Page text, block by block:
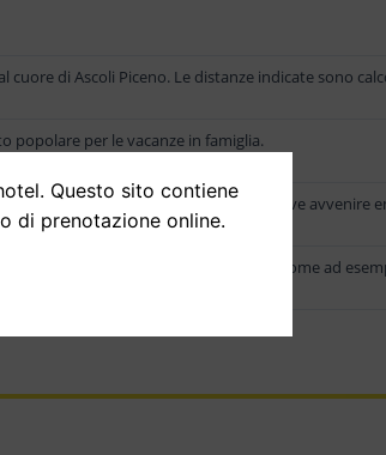
cuore di Ascoli Piceno. Le distanze indicate sono
popolare per le vacanze in famiglia.
in è dalle 18:00, mentre il check-out deve avvenire
a seconda di diversi elementi (come ad
inserire le date del tuo soggiorno.
Questo sito contiene
di prenotazione online.